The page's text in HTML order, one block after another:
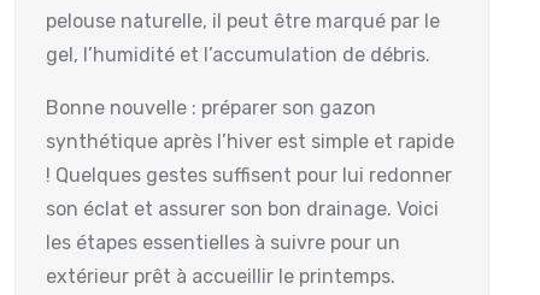
pelouse naturelle, il peut être marqué par le
gel, l’humidité et l’accumulation de débris.
Bonne nouvelle : préparer son gazon
synthétique après l’hiver est simple et rapide
! Quelques gestes suffisent pour lui redonner
son éclat et assurer son bon drainage. Voici
les étapes essentielles à suivre pour un
extérieur prêt à accueillir le printemps.